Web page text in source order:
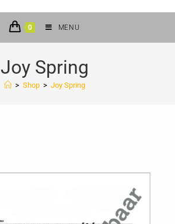
0 MENU
Joy Spring
> Shop > Joy Spring